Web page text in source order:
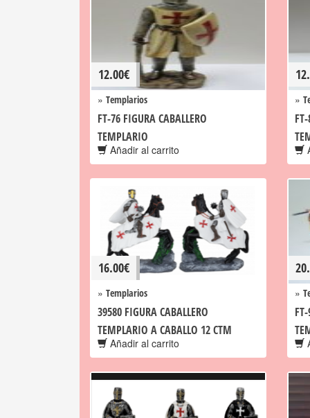
12.00€
» Templarios
FT-76 FIGURA CABALLERO
TEMPLARIO
Añadir al carrito
»
16.00€
» Templarios
39580 FIGURA CABALLERO
TEMPLARIO A CABALLO 12 CTM
Añadir al carrito
»